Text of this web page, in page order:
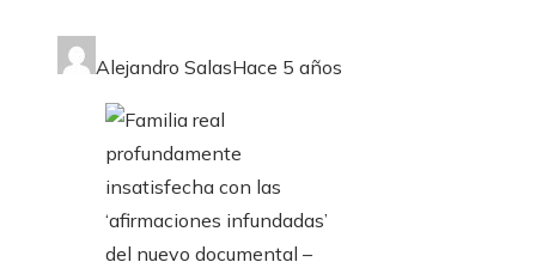
Alejandro SalasHace 5 años